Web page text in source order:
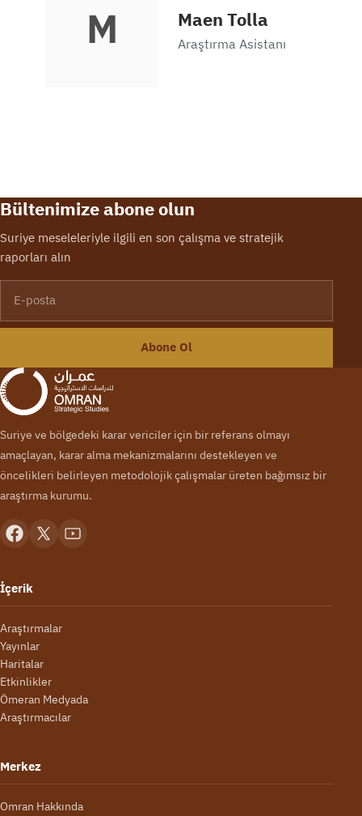
M Maen Tolla
Araştırma Asistanı
Bültenimize abone olun
Suriye meseleleriyle ilgili en son çalışma ve stratejik
raporları alın
Abone Ol
Suriye ve bölgedeki karar vericiler için bir referans olmayı
amaçlayan, karar alma mekanizmalarını destekleyen ve
öncelikleri belirleyen metodolojik çalışmalar üreten bağımsız bir
araştırma kurumu.
İçerik
Araştırmalar
Yayınlar
Haritalar
Etkinlikler
Ömeran Medyada
Araştırmacılar
Merkez
Omran Hakkında